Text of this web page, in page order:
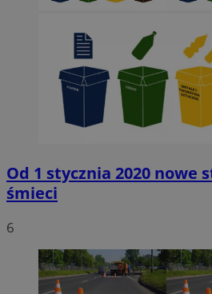
Od 1 stycznia 2020 nowe
śmieci
6